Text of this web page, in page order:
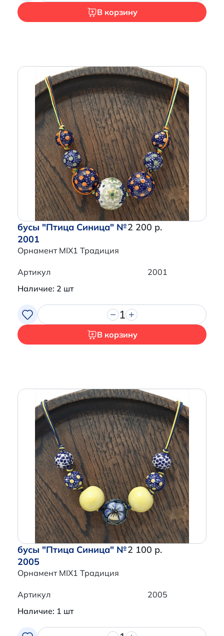
В корзину
бусы "Птица Синица" №
2001
Орнамент MIX1 Традиция
2 200 р.
Артикул
2001
Наличие: 2 шт
1
В корзину
бусы "Птица Синица" №
2005
Орнамент MIX1 Традиция
2 100 р.
Артикул
2005
Наличие: 1 шт